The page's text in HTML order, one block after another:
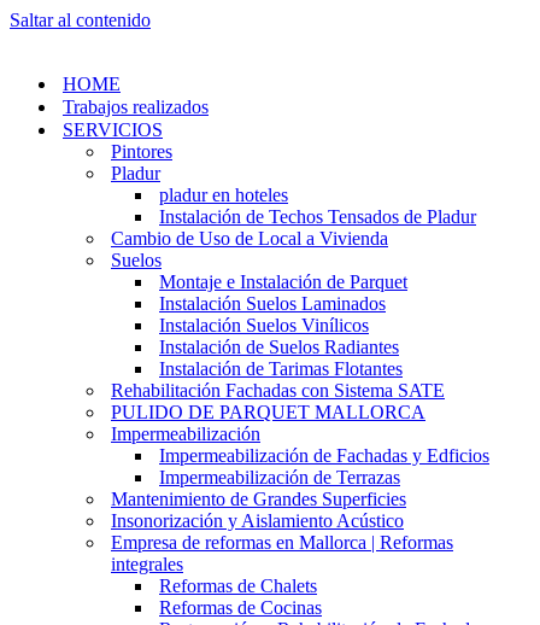
Saltar al contenido
HOME
Trabajos realizados
SERVICIOS
Pintores
Pladur
pladur en hoteles
Instalación de Techos Tensados de Pladur
Cambio de Uso de Local a Vivienda
Suelos
Montaje e Instalación de Parquet
Instalación Suelos Laminados
Instalación Suelos Vinílicos
Instalación de Suelos Radiantes
Instalación de Tarimas Flotantes
Rehabilitación Fachadas con Sistema SATE
PULIDO DE PARQUET MALLORCA
Impermeabilización
Impermeabilización de Fachadas y Edficios
Impermeabilización de Terrazas
Mantenimiento de Grandes Superficies
Insonorización y Aislamiento Acústico
Empresa de reformas en Mallorca | Reformas
integrales
Reformas de Chalets
Reformas de Cocinas